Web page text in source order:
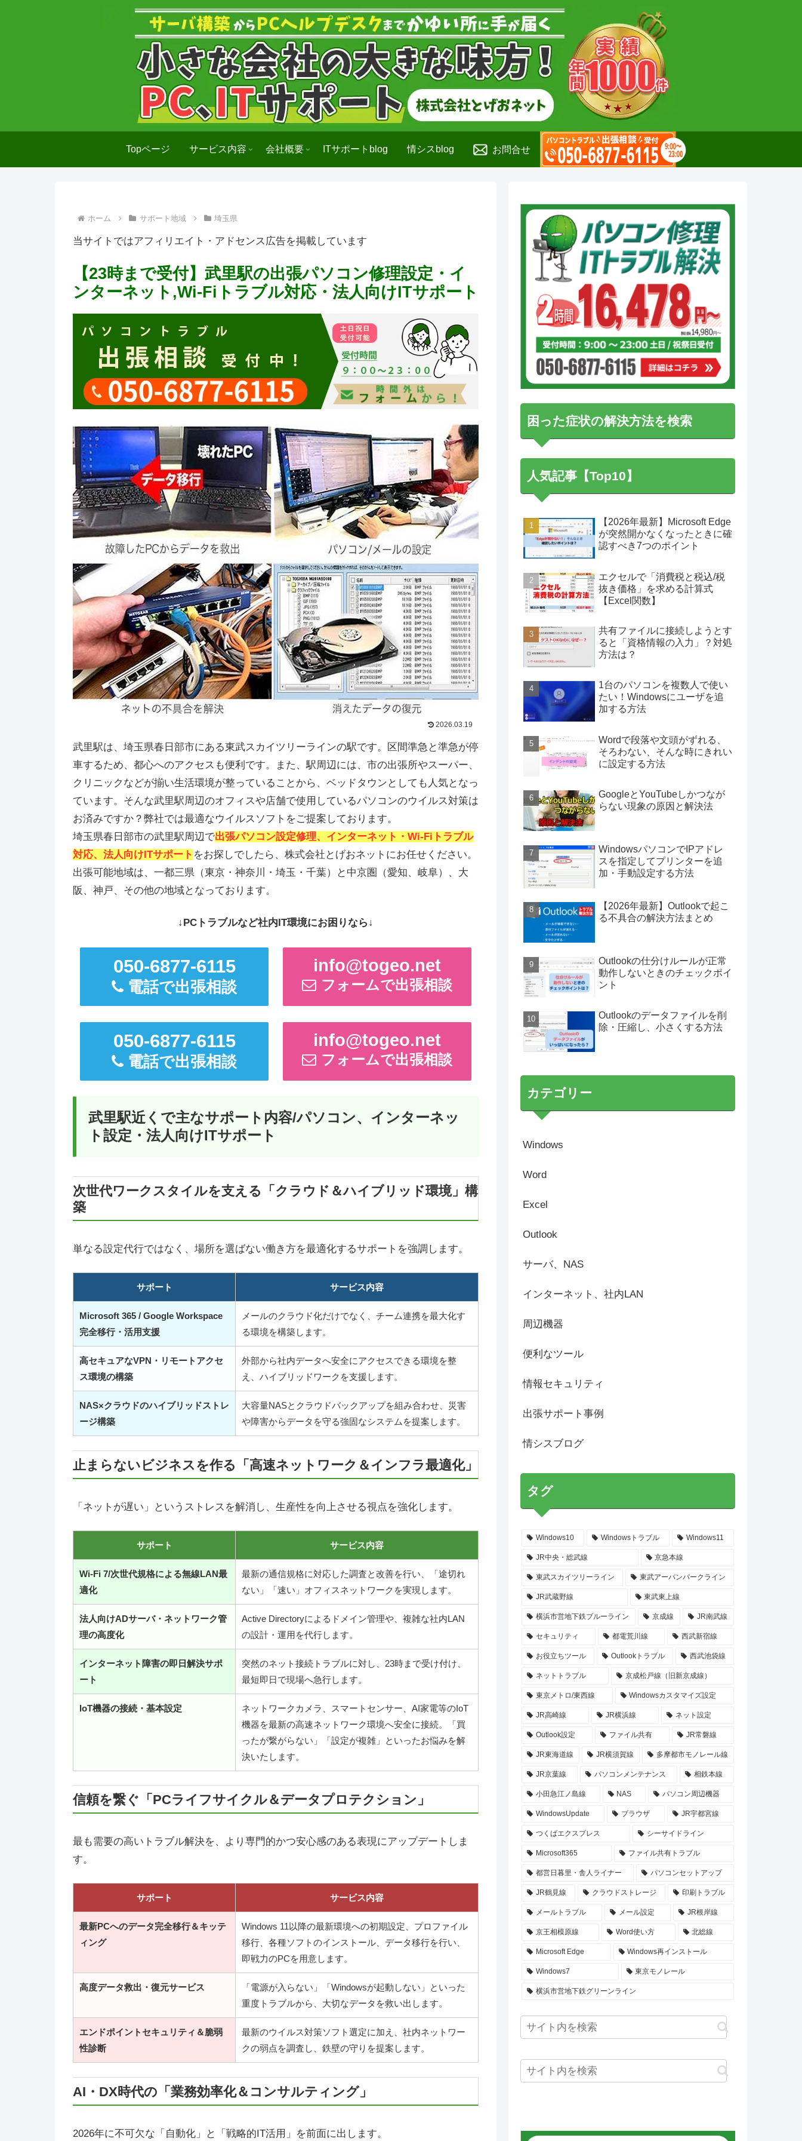
Topページ サービス内容 会社概要 ITサポートblog 情シスblog お問合せ
ホーム サポート地域 埼玉県
当サイトではアフィリエイト・アドセンス広告を掲載しています
【23時まで受付】武里駅の出張パソコン修理設定・イ
ンターネット,Wi-Fiトラブル対応・法人向けITサポート
2026.03.19
武里駅は、埼玉県春日部市にある東武スカイツリーラインの駅です。区間準急と準急が停
車するため、都心へのアクセスも便利です。また、駅周辺には、市の出張所やスーパー、
クリニックなどが揃い生活環境が整っていることから、ベッドタウンとしても人気となっ
ています。そんな武里駅周辺のオフィスや店舗で使用しているパソコンのウイルス対策は
お済みですか？弊社では最適なウイルスソフトをご提案しております。
埼玉県春日部市の武里駅周辺で出張パソコン設定修理、インターネット・Wi-Fiトラブル
対応、法人向けITサポート をお探しでしたら、株式会社とげおネットにお任せください。
出張可能地域は、一都三県（東京・神奈川・埼玉・千葉）と中京圏（愛知、岐阜）、大
阪、神戸、その他の地域となっております。
↓PCトラブルなど社内IT環境にお困りなら↓
050-6877-6115
電話で出張相談
info@togeo.net
フォームで出張相談
050-6877-6115
電話で出張相談
info@togeo.net
フォームで出張相談
武里駅近くで主なサポート内容/パソコン、インターネッ
ト設定・法人向けITサポート
次世代ワークスタイルを支える「クラウド＆ハイブリッド環境」構
築
単なる設定代行ではなく、場所を選ばない働き方を最適化するサポートを強調します。
サポート サービス内容
Microsoft 365 / Google Workspace
完全移行・活用支援
メールのクラウド化だけでなく、チーム連携を最大化す
る環境を構築します。
高セキュアなVPN・リモートアクセ
ス環境の構築
外部から社内データへ安全にアクセスできる環境を整
え、ハイブリッドワークを支援します。
NAS×クラウドのハイブリッドストレ
ージ構築
大容量NASとクラウドバックアップを組み合わせ、災害
や障害からデータを守る強固なシステムを提案します。
止まらないビジネスを作る「高速ネットワーク＆インフラ最適化」
「ネットが遅い」というストレスを解消し、生産性を向上させる視点を強化します。
サポート サービス内容
Wi-Fi 7/次世代規格による無線LAN最
適化
最新の通信規格に対応した調査と改善を行い、「途切れ
ない」「速い」オフィスネットワークを実現します。
法人向けADサーバ・ネットワーク管
理の高度化
Active Directoryによるドメイン管理や、複雑な社内LAN
の設計・運用を代行します。
インターネット障害の即日解決サポ
ート
突然のネット接続トラブルに対し、23時まで受け付け、
最短即日で現場へ急行します。
IoT機器の接続・基本設定
ネットワークカメラ、スマートセンサー、AI家電等のIoT
機器を最新の高速ネットワーク環境へ安全に接続。「買
ったが繋がらない」「設定が複雑」といったお悩みを解
決いたします。
信頼を繋ぐ「PCライフサイクル＆データプロテクション」
最も需要の高いトラブル解決を、より専門的かつ安心感のある表現にアップデートしま
す。
サポート サービス内容
最新PCへのデータ完全移行＆キッテ
ィング
Windows 11以降の最新環境への初期設定、プロファイル
移行、各種ソフトのインストール、データ移行を行い、
即戦力のPCを用意します。
高度データ救出・復元サービス
「電源が入らない」「Windowsが起動しない」といった
重度トラブルから、大切なデータを救い出します。
エンドポイントセキュリティ＆脆弱
性診断
最新のウイルス対策ソフト選定に加え、社内ネットワー
クの弱点を調査し、鉄壁の守りを提案します。
AI・DX時代の「業務効率化＆コンサルティング」
2026年に不可欠な「自動化」と「戦略的IT活用」を前面に出します。
困った症状の解決方法を検索
人気記事【Top10】
【2026年最新】Microsoft Edge
が突然開かなくなったときに確
認すべき7つのポイント
エクセルで「消費税と税込/税
抜き価格」を求める計算式
【Excel関数】
共有ファイルに接続しようとす
ると「資格情報の入力」？対処
方法は？
1台のパソコンを複数人で使い
たい！Windowsにユーザを追
加する方法
Wordで段落や文頭がずれる、
そろわない、そんな時にきれい
に設定する方法
GoogleとYouTubeしかつなが
らない現象の原因と解決法
WindowsパソコンでIPアドレ
スを指定してプリンターを追
加・手動設定する方法
【2026年最新】Outlookで起こ
る不具合の解決方法まとめ
Outlookの仕分けルールが正常
動作しないときのチェックポイ
ント
Outlookのデータファイルを削
除・圧縮し、小さくする方法
カテゴリー
Windows
Word
Excel
Outlook
サーバ、NAS
インターネット、社内LAN
周辺機器
便利なツール
情報セキュリティ
出張サポート事例
情シスブログ
タグ
Windows10 Windowsトラブル Windows11
JR中央・総武線 京急本線
東武スカイツリーライン 東武アーバンパークライン
JR武蔵野線 東武東上線
横浜市営地下鉄ブルーライン 京成線 JR南武線
セキュリティ 都電荒川線 西武新宿線
お役立ちツール Outlookトラブル 西武池袋線
ネットトラブル 京成松戸線（旧新京成線）
東京メトロ/東西線 Windowsカスタマイズ設定
JR高崎線 JR横浜線 ネット設定
Outlook設定 ファイル共有 JR常磐線
JR東海道線 JR横須賀線 多摩都市モノレール線
JR京葉線 パソコンメンテナンス 相鉄本線
小田急江ノ島線 NAS パソコン周辺機器
WindowsUpdate ブラウザ JR宇都宮線
つくばエクスプレス シーサイドライン
Microsoft365 ファイル共有トラブル
都営日暮里・舎人ライナー パソコンセットアップ
JR鶴見線 クラウドストレージ 印刷トラブル
メールトラブル メール設定 JR根岸線
京王相模原線 Word使い方 北総線
Microsoft Edge Windows再インストール
Windows7 東京モノレール
横浜市営地下鉄グリーンライン